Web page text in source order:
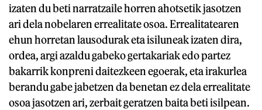
izaten du beti narratzaile horren ahotsetik jasotzen
ari dela nobelaren errealitate osoa. Errealitatearen
ehun horretan lausodurak eta isiluneak izaten dira,
ordea, argi azaldu gabeko gertakariak edo partez
bakarrik konpreni daitezkeen egoerak, eta irakurlea
berandu gabe jabetzen da benetan ez dela errealitate
osoa jasotzen ari, zerbait geratzen baita beti isilpean.